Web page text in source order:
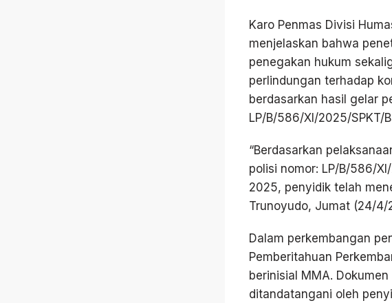
Karo Penmas Divisi
menjelaskan bahwa
penegakan hukum
perlindungan terhadap
berdasarkan hasil gelar
LP/B/586/XI/2025/SPKT/
“Berdasarkan
polisi nomor: LP/B/586/
2025, penyidik telah
Trunoyudo, Jumat (24/4/
Dalam perkembangan
Pemberitahuan
berinisial MMA.
ditandatangani oleh